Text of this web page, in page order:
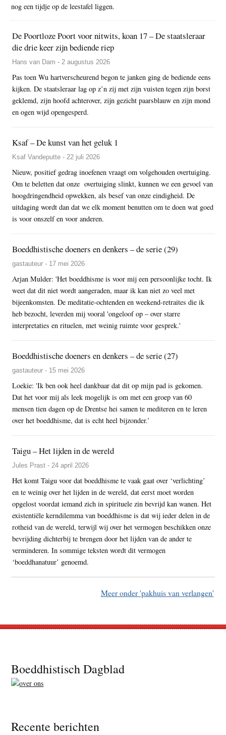
nog een tijdje op de leestafel liggen.
De Poortloze Poort voor nitwits, koan 17 – De staatsleraar
die drie keer zijn bediende riep
Hans van Dam - 2 augustus 2026
Pas toen Wu hartverscheurend begon te janken ging de bediende eens
kijken. De staatsleraar lag op z’n zij met zijn vuisten tegen zijn borst
geklemd, zijn hoofd achterover, zijn gezicht paarsblauw en zijn mond
en ogen wijd opengesperd.
Ksaf – De kunst van het geluk 1
Ksaf Vandeputte - 22 juli 2026
Nieuw, positief gedrag inoefenen vraagt om volgehouden overtuiging.
Om te beletten dat onze overtuiging slinkt, kunnen we een gevoel van
hoogdringendheid opwekken, als besef van onze eindigheid. De
uitdaging wordt dan dat we elk moment benutten om te doen wat goed
is voor onszelf en voor anderen.
Boeddhistische doeners en denkers – de serie (29)
gastauteur - 17 mei 2026
Arjan Mulder: 'Het boeddhisme is voor mij een persoonlijke tocht. Ik
weet dat dit niet wordt aangeraden, maar ik kan niet zo veel met
bijeenkomsten. De meditatie-ochtenden en weekend-retraites die ik
heb bezocht, leverden mij vooral 'ongeloof op – over starre
interpretaties en rituelen, met weinig ruimte voor gesprek.'
Boeddhistische doeners en denkers – de serie (27)
gastauteur - 15 mei 2026
Loekie: 'Ik ben ook heel dankbaar dat dit op mijn pad is gekomen.
Dat het voor mij als leek mogelijk is om met een groep van 60
mensen tien dagen op de Drentse hei samen te mediteren en te leren
over het boeddhisme, dat is echt heel bijzonder.’
Taigu – Het lijden in de wereld
Jules Prast - 24 april 2026
Het komt Taigu voor dat boeddhisme te vaak gaat over ‘verlichting’
en te weinig over het lijden in de wereld, dat eerst moet worden
opgelost voordat iemand zich in spirituele zin bevrijd kan wanen. Het
existentiële kerndilemma van boeddhisme is dat wij ieder delen in de
rotheid van de wereld, terwijl wij over het vermogen beschikken onze
bevrijding dichterbij te brengen door het lijden van de ander te
verminderen. In sommige teksten wordt dit vermogen
‘boeddhanatuur’ genoemd.
Meer onder 'pakhuis van verlangen'
Footer
Boeddhistisch Dagblad
Recente berichten